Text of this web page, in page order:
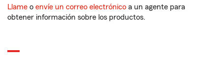
Llame o envíe un correo electrónico a un agente para
obtener información sobre los productos.